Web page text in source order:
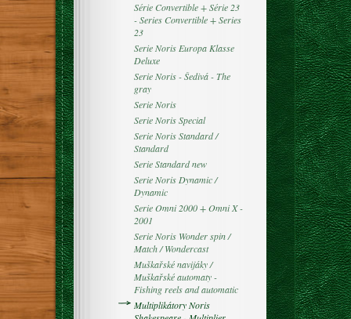
Série Convertible + Série 23
- Series Convertible + Series
23
Serie Noris Europa Klasse
Deluxe
Serie Noris - Šedivá - The
gray
Serie Noris
Serie Noris Special
Serie Noris Standard /
Standard
Serie Standard new
Serie Noris Dynamic /
Dynamic
Serie Omni 2000 + Omni X -
2001
Serie Noris Wonder spin /
Match / Wondercast
Muškařské navijáky /
Muškařské automaty -
Fishing reels and automatic
Multiplikátory Noris